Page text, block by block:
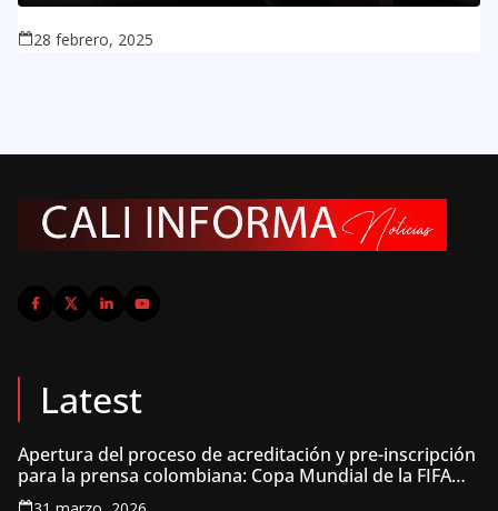
28 febrero, 2025
Latest
Apertura del proceso de acreditación y pre-inscripción
para la prensa colombiana: Copa Mundial de la FIFA
2026 ™